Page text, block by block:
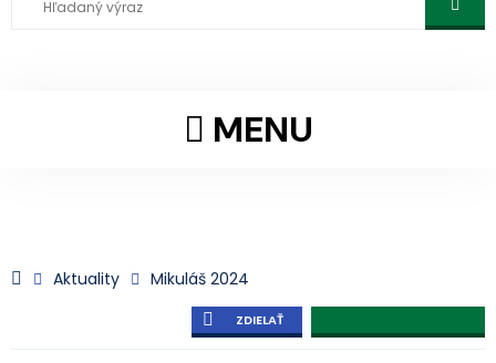
MENU
Aktuality Mikuláš 2024
ZDIELAŤ